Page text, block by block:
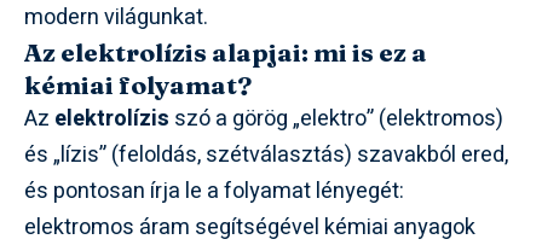
modern világunkat.
Az elektrolízis alapjai: mi is ez a
kémiai folyamat?
Az elektrolízis szó a görög „elektro” (elektromos)
és „lízis” (feloldás, szétválasztás) szavakból ered,
és pontosan írja le a folyamat lényegét:
elektromos áram segítségével kémiai anyagok